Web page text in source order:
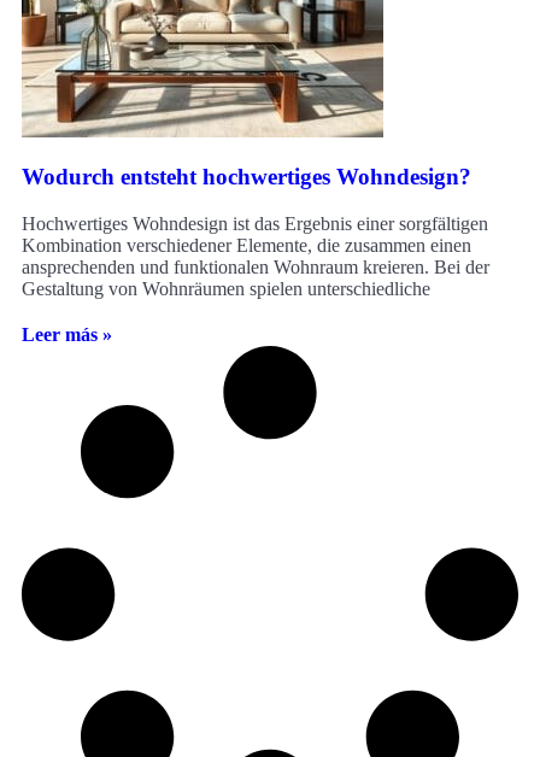
Wodurch entsteht hochwertiges Wohndesign?
Hochwertiges Wohndesign ist das Ergebnis einer sorgfältigen
Kombination verschiedener Elemente, die zusammen einen
ansprechenden und funktionalen Wohnraum kreieren. Bei der
Gestaltung von Wohnräumen spielen unterschiedliche
Leer más »